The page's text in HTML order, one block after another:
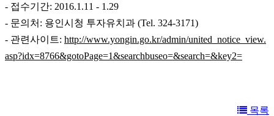
- 접수기간: 2016.1.11 - 1.29
- 문의처: 용인시청 투자유치과 (Tel. 324-3171)
- 관련사이트: http://www.yongin.go.kr/admin/united_notice_view.
asp?idx=8766&gotoPage=1&searchbuseo=&search=&key2=
목록